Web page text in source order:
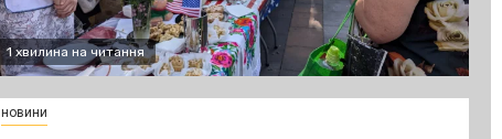
1 хвилина на читання
новини